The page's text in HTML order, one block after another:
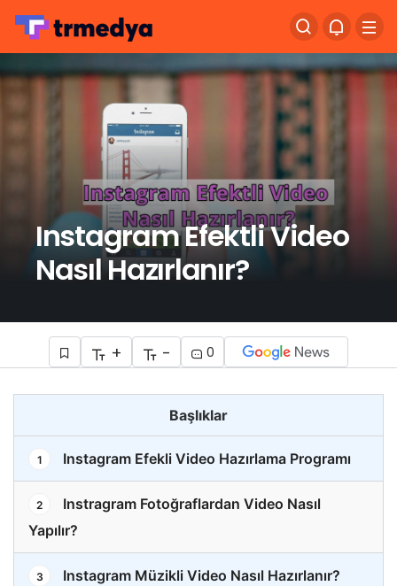
Instagram Efektli Video
Nasıl Hazırlanır?
+ - 0
Başlıklar
1 Instagram Efekli Video Hazırlama Programı
2
Instragram Fotoğraflardan Video Nasıl
Yapılır?
3 Instagram Müzikli Video Nasıl Hazırlanır?